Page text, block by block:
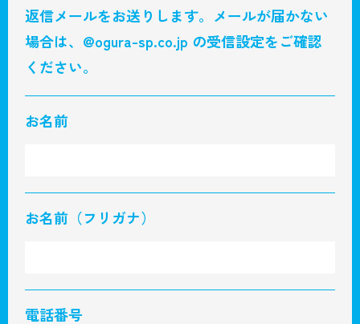
返信メールをお送りします。メールが届かない
場合は、@ogura-sp.co.jp の受信設定をご確認
ください。
お名前
お名前（フリガナ）
電話番号